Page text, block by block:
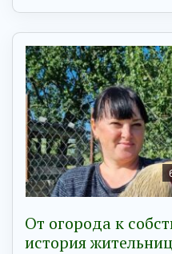
От огорода к
история